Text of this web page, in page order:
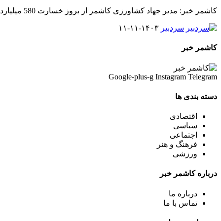
کاشمر خبر: مدیر جهاد کشاورزی کاشمر از بروز خسارت 580 میلیارد تومانی
سردبیر ۱۴۰۳-۱۱-۱۱
کاشمر خبر
Google-plus-g Instagram Telegram
دسته بندی ها
اقتصادی
سیاسی
اجتماعی
فرهنگ و هنر
ورزشی
درباره کاشمر خبر
درباره ما
تماس با ما